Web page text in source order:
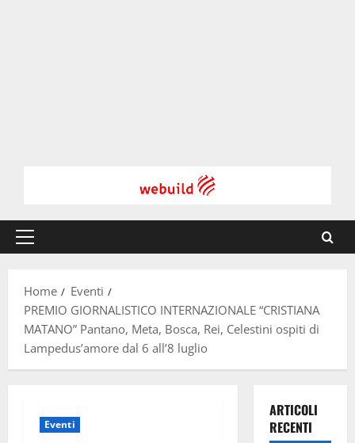
Menu
Home
Eventi
PREMIO GIORNALISTICO INTERNAZIONALE “CRISTIANA
MATANO” Pantano, Meta, Bosca, Rei, Celestini ospiti di
Lampedus’amore dal 6 all’8 luglio
Eventi
ARTICOLI
RECENTI